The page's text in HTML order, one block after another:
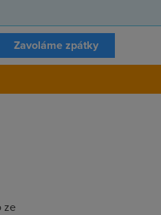
Zavoláme zpátky
ze